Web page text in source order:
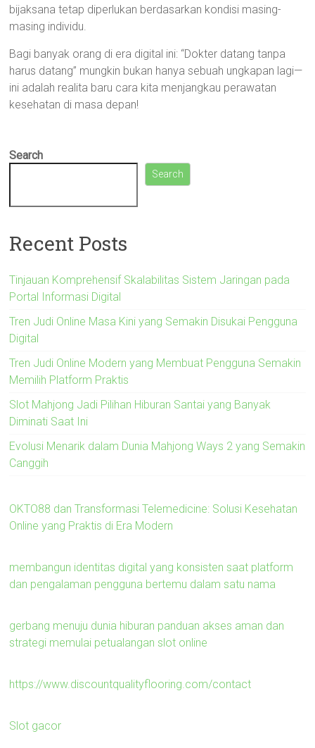
bijaksana tetap diperlukan berdasarkan kondisi masing-
masing individu.
Bagi banyak orang di era digital ini: “Dokter datang tanpa
harus datang” mungkin bukan hanya sebuah ungkapan lagi—
ini adalah realita baru cara kita menjangkau perawatan
kesehatan di masa depan!
Search
Search
Recent Posts
Tinjauan Komprehensif Skalabilitas Sistem Jaringan pada
Portal Informasi Digital
Tren Judi Online Masa Kini yang Semakin Disukai Pengguna
Digital
Tren Judi Online Modern yang Membuat Pengguna Semakin
Memilih Platform Praktis
Slot Mahjong Jadi Pilihan Hiburan Santai yang Banyak
Diminati Saat Ini
Evolusi Menarik dalam Dunia Mahjong Ways 2 yang Semakin
Canggih
OKTO88 dan Transformasi Telemedicine: Solusi Kesehatan
Online yang Praktis di Era Modern
membangun identitas digital yang konsisten saat platform
dan pengalaman pengguna bertemu dalam satu nama
gerbang menuju dunia hiburan panduan akses aman dan
strategi memulai petualangan slot online
https://www.discountqualityflooring.com/contact
Slot gacor